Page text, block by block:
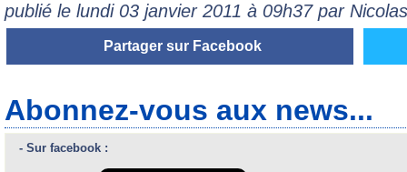
publié le lundi 03 janvier 2011 à 09h37 par
Partager sur Facebook
Abonnez-vous aux news...
- Sur facebook :